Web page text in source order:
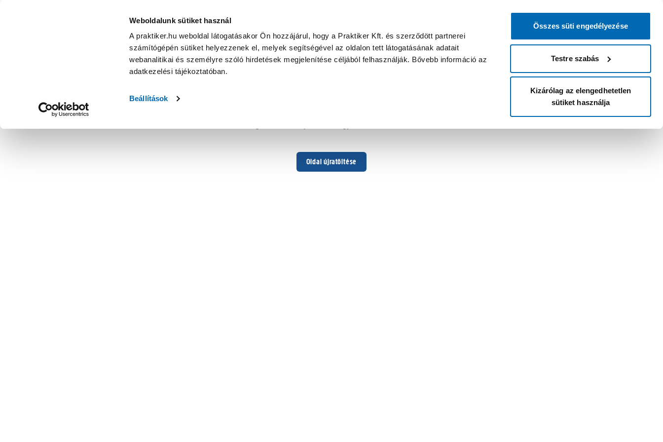
Weboldalunk sütiket használ
A praktiker.hu weboldal látogatásakor Ön hozzájárul, hogy a Praktiker Kft. és szerződött partnerei
számítógépén sütiket helyezzenek el, melyek segítségével az oldalon tett látogatásának adatait
webanalitikai és személyre szóló hirdetések megjelenítése céljából felhasználják. Bővebb információ az
adatkezelési tájékoztatóban.
Beállítások
Összes süti engedélyezése
Testre szabás
Kizárólag az elengedhetetlen
sütiket használja
Oldal újratöltése